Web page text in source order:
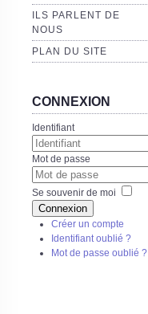
ILS PARLENT DE
NOUS
PLAN DU SITE
CONNEXION
Identifiant
Mot de passe
Se souvenir de moi
Connexion
Créer un compte
Identifiant oublié ?
Mot de passe oublié ?